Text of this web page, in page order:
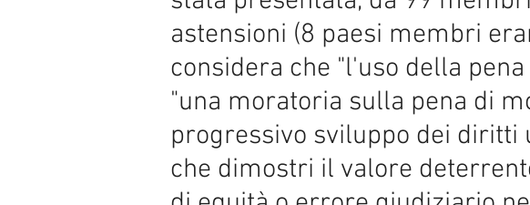
astensioni (8 paesi membri
considera che "l'uso della
"una moratoria sulla pena di
progressivo sviluppo dei diritti
che dimostri il valore